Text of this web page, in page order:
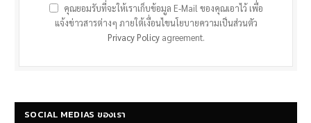
คุณยอมรับที่จะให้เราเก็บข้อมูล E-Mail ของคุณเอาไว้ เพื่อ
แจ้งข่าวสารต่างๆ ภายใต้เงื่อนไขนโยบายความเป็นส่วนตัว
Privacy Policyagreement.
SOCIAL MEDIAS ของเรา